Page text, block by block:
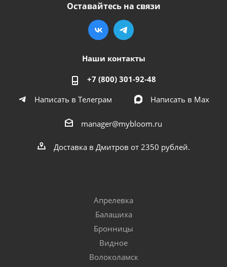
Оставайтесь на связи
Наши контакты
+7 (800) 301-92-48
Написать в Телеграм
Написать в Мах
manager@mybloom.ru
Доставка в Дмитров от 2350 рублей.
Апрелевка
Балашиха
Бронницы
Видное
Волоколамск